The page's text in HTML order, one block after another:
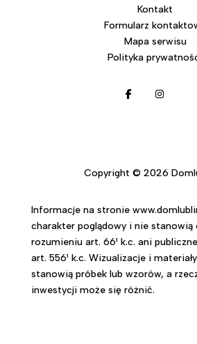
Kontakt
Formularz
Mapa serwisu
Polityka
Copyright © 2026
Informacje na stronie
charakter poglądowy i nie
rozumieniu art. 66¹ k.c. ani
art. 556¹ k.c. Wizualizacje i
stanowią próbek lub wzorów, a
inwestycji może się różnić.